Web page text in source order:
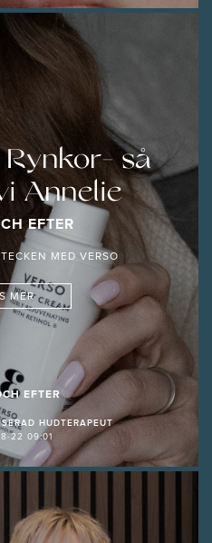
så
Annelie
EFTER
MED VERSO
MER
EFTER
HUDTERAPEUT
22 09:01